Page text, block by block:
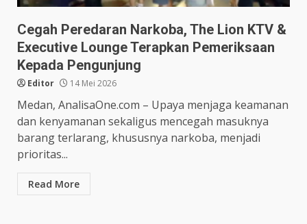
Cegah Peredaran Narkoba, The Lion KTV &
Executive Lounge Terapkan Pemeriksaan
Kepada Pengunjung
Editor 14 Mei 2026
Medan, AnalisaOne.com – Upaya menjaga keamanan
dan kenyamanan sekaligus mencegah masuknya
barang terlarang, khususnya narkoba, menjadi
prioritas...
Read More